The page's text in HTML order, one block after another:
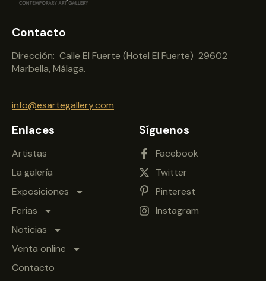
Contacto
Dirección: Calle El Fuerte (Hotel El Fuerte) 29602
Marbella, Málaga.
info@esartegallery.com
Enlaces
Artistas
La galería
Exposiciones
Ferias
Noticias
Venta online
Contacto
Síguenos
Facebook
Twitter
Pinterest
Instagram